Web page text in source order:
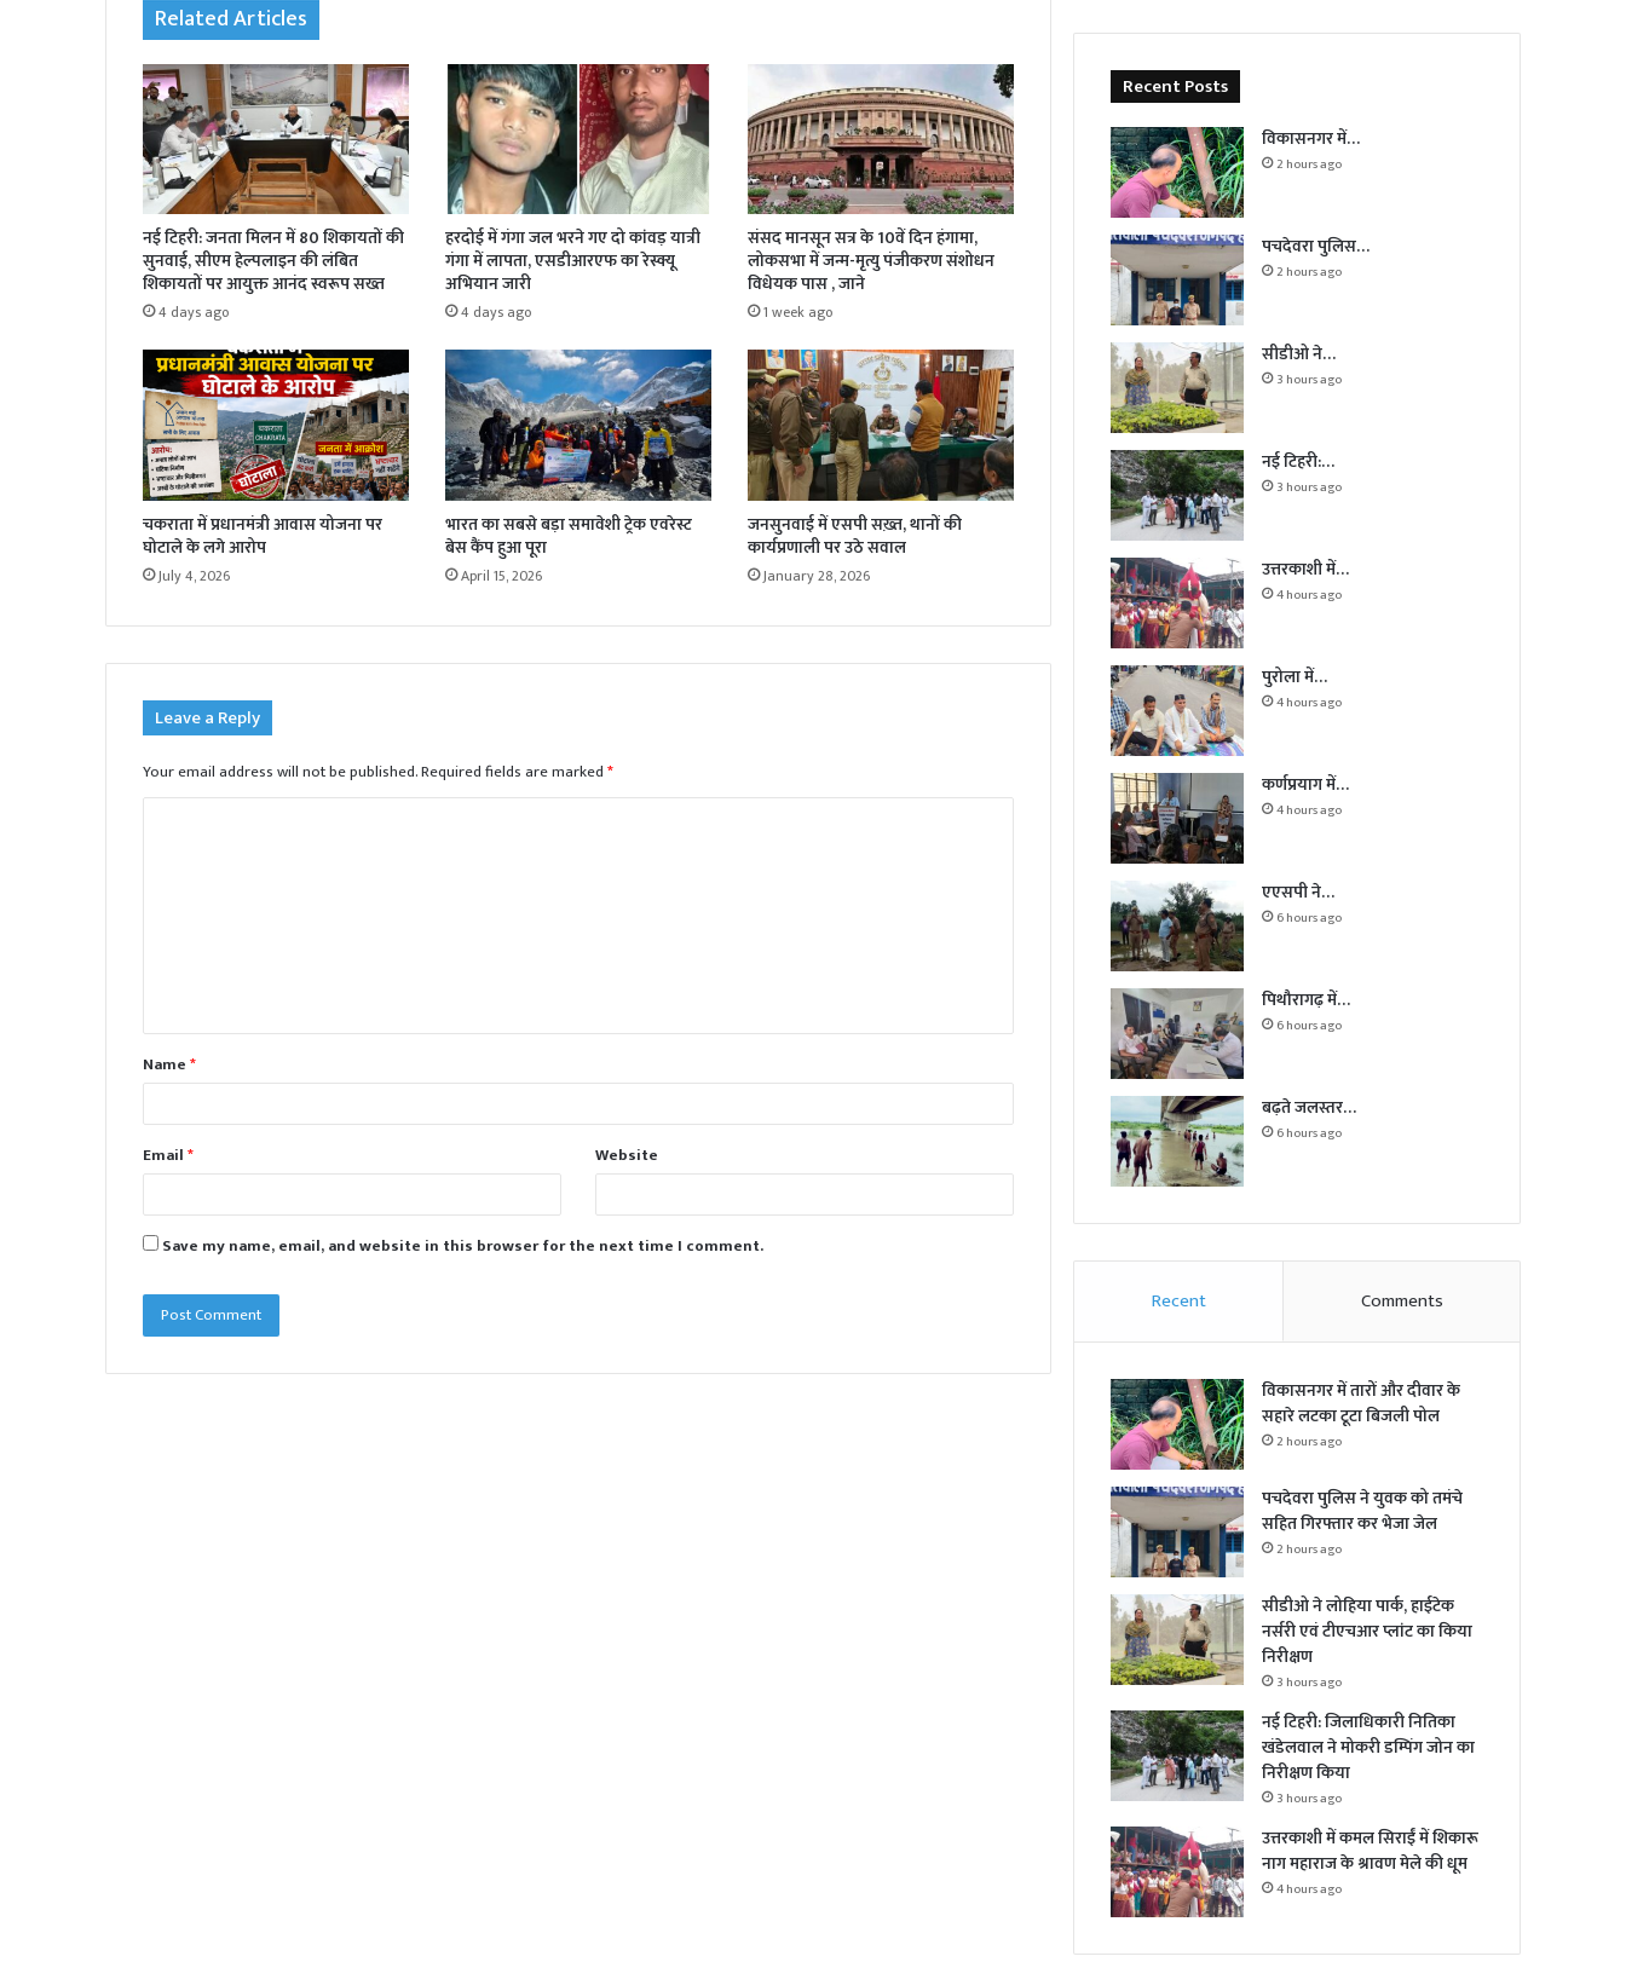
Related Articles
नई टिहरी: जनता मिलन में 80 शिकायतों की
सुनवाई, सीएम हेल्पलाइन की लंबित
शिकायतों पर आयुक्त आनंद स्वरूप सख्त
4 days ago
हरदोई में गंगा जल भरने गए दो कांवड़ यात्री
गंगा में लापता, एसडीआरएफ का रेस्क्यू
अभियान जारी
4 days ago
संसद मानसून सत्र के 10वें दिन हंगामा,
लोकसभा में जन्म-मृत्यु पंजीकरण संशोधन
विधेयक पास , जाने
1 week ago
चकराता में प्रधानमंत्री आवास योजना पर
घोटाले के लगे आरोप
July 4, 2026
भारत का सबसे बड़ा समावेशी ट्रेक एवरेस्ट
बेस कैंप हुआ पूरा
April 15, 2026
जनसुनवाई में एसपी सख़्त, थानों की
कार्यप्रणाली पर उठे सवाल
January 28, 2026
Leave a Reply
Your email address will not be published.Required fields are marked*
t
*Name*
Email* Website
Save my name, email, and website in this browser for the next time I comment.
Recent Posts
विकासनगर में…
2 hours ago
पचदेवरा पुलिस…
2 hours ago
सीडीओ ने…
3 hours ago
नई टिहरी:…
3 hours ago
उत्तरकाशी में…
4 hours ago
पुरोला में…
4 hours ago
कर्णप्रयाग में…
4 hours ago
एएसपी ने…
6 hours ago
पिथौरागढ़ में…
6 hours ago
बढ़ते जलस्तर…
6 hours ago
Recent Comments
विकासनगर में तारों और दीवार के
सहारे लटका टूटा बिजली पोल
2 hours ago
पचदेवरा पुलिस ने युवक को तमंचे
सहित गिरफ्तार कर भेजा जेल
2 hours ago
सीडीओ ने लोहिया पार्क, हाईटेक
नर्सरी एवं टीएचआर प्लांट का किया
निरीक्षण
3 hours ago
नई टिहरी: जिलाधिकारी नितिका
खंडेलवाल ने मोकरी डम्पिंग जोन का
निरीक्षण किया
3 hours ago
उत्तरकाशी में कमल सिराईं में शिकारू
नाग महाराज के श्रावण मेले की धूम
4 hours ago